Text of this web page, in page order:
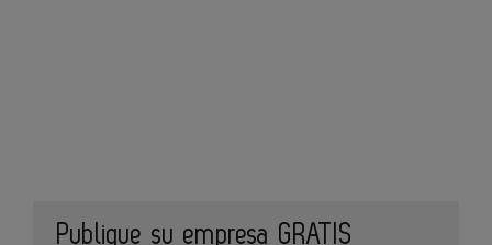
Publique su empresa GRATIS